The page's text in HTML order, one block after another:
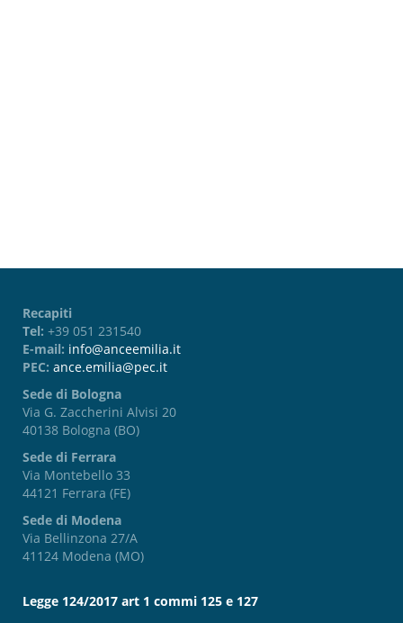
Recapiti
Tel: +39 051 231540
E-mail: info@anceemilia.it
PEC: ance.emilia@pec.it
Sede di Bologna
Via G. Zaccherini Alvisi 20
40138 Bologna (BO)
Sede di Ferrara
Via Montebello 33
44121 Ferrara (FE)
Sede di Modena
Via Bellinzona 27/A
41124 Modena (MO)
Legge 124/2017 art 1 commi 125 e 127